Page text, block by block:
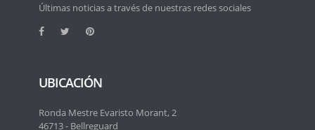
Últimas noticias a través de nuestras redes sociales
UBICACIÓN
Ronda Mestre Evaristo Morant, 2
46713 - Bellreguard